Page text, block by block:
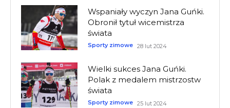
Wspaniały wyczyn Jana Guńki.
Obronił tytuł wicemistrza
świata
Sporty zimowe 28 lut 2024
Wielki sukces Jana Guńki.
Polak z medalem mistrzostw
świata
Sporty zimowe 25 lut 2024